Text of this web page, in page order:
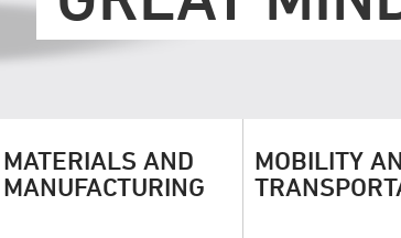
MATERIALS AND
MANUFACTURING
MOBILITY